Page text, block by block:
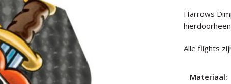
Harrows
Alle flights
Materiaal: